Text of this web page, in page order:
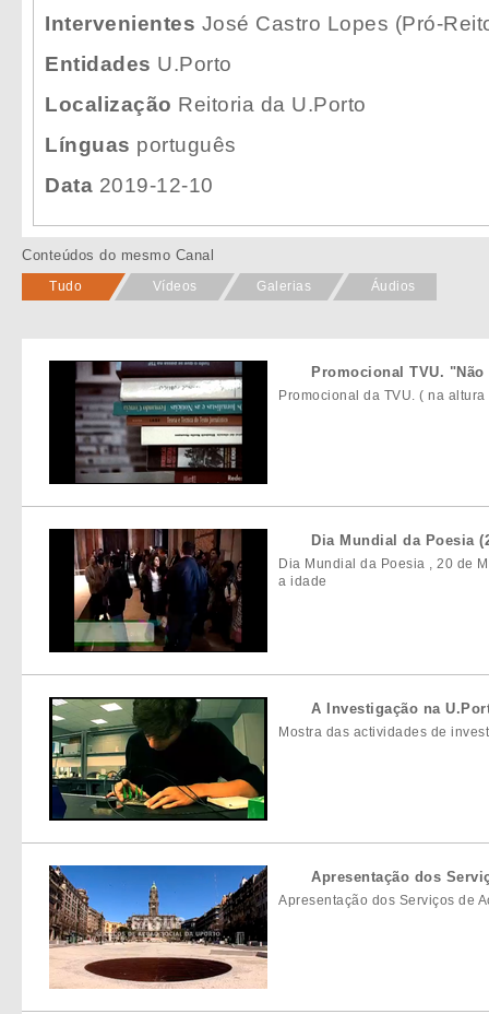
Intervenientes José Castro Lopes (Pró-
Entidades U.Porto
Localização Reitoria da U.Porto
Línguas português
Data 2019-12-10
Conteúdos do mesmo Canal
Tudo Vídeos Galerias Áudios
Promocional TVU.
Promocional da TVU. ( na altura
Dia Mundial da Poesia
Dia Mundial da Poesia , 20 de
a idade
A Investigação na
Mostra das actividades de
Apresentação dos
Apresentação dos Serviços de